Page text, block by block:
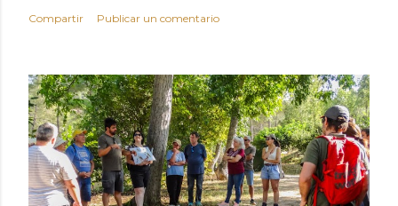
Compartir Publicar un comentario